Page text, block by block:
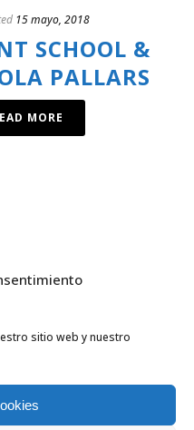
sitio web y nuestro
15 mayo, 2018
SCHOOL &
PALLARS
MORE
VUELO